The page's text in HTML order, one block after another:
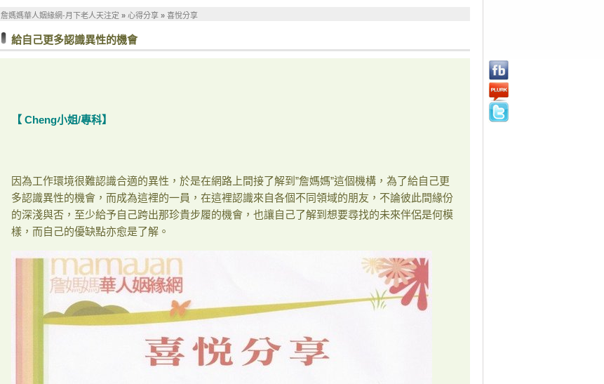
詹媽媽華人姻緣網-月下老人天注定 » 心得分享 » 喜悅分享
給自己更多認識異性的機會
【 Cheng小姐/專科】
因為工作環境很難認識合適的異性，於是在網路上間接了解到”詹媽媽”這個機構，為了給自己更
多認識異性的機會，而成為這裡的一員，在這裡認識來自各個不同領域的朋友，不論彼此間緣份
的深淺與否，至少給予自己跨出那珍貴步履的機會，也讓自己了解到想要尋找的未來伴侶是何模
樣，而自己的優缺點亦愈是了解。